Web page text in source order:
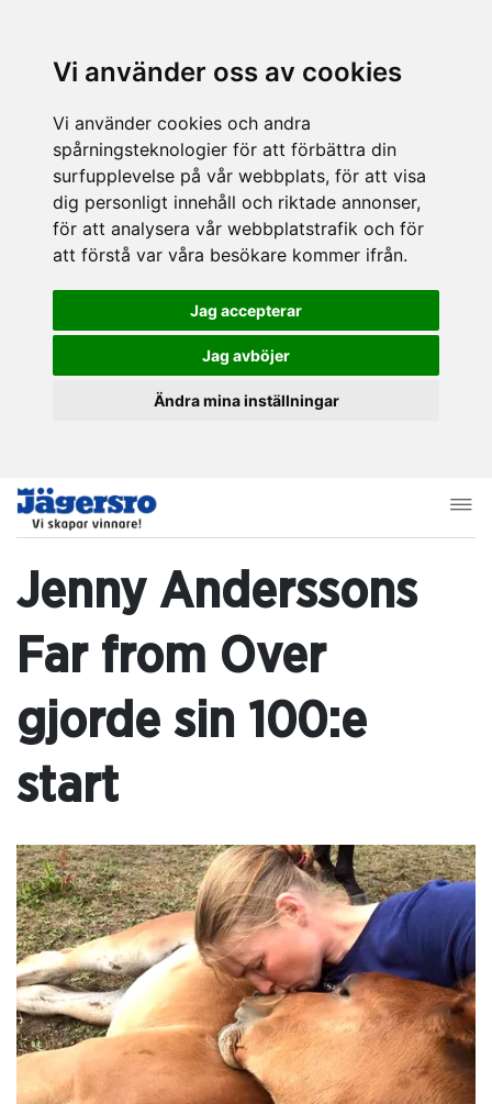
Vi använder oss av cookies
Vi använder cookies och andra
spårningsteknologier för att förbättra din
surfupplevelse på vår webbplats, för att visa
dig personligt innehåll och riktade annonser,
för att analysera vår webbplatstrafik och för
att förstå var våra besökare kommer ifrån.
Jag accepterar
Jag avböjer
Ändra mina inställningar
Jenny Anderssons
Far from Over
gjorde sin 100:e
start